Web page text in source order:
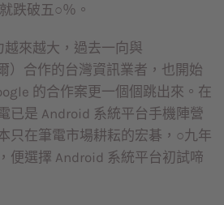
跌破五○％。
越來越大，過去一向與
）合作的台灣資訊業者，也開始
的合作案更一個個跳出來。在
已是 Android 系統平台手機陣營
只在筆電市場耕耘的宏碁，○九年
便選擇 Android 系統平台初試啼